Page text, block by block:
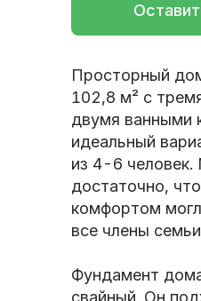
Просторный
102,8 м² с
двумя ванными
идеальный
из 4-6 человек.
достаточно,
комфортом
все члены
Фундамент